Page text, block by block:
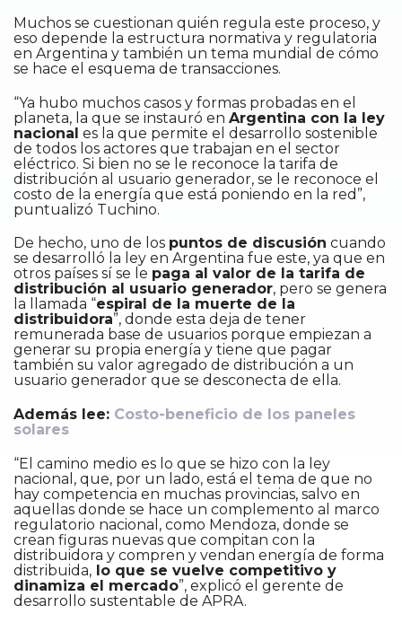
Muchos se cuestionan quién regula este proceso, y
eso depende la estructura normativa y regulatoria
en Argentina y también un tema mundial de cómo
se hace el esquema de transacciones.
“Ya hubo muchos casos y formas probadas en el
planeta, la que se instauró en Argentina con la ley
nacional es la que permite el desarrollo sostenible
de todos los actores que trabajan en el sector
eléctrico. Si bien no se le reconoce la tarifa de
distribución al usuario generador, se le reconoce el
costo de la energía que está poniendo en la red”,
puntualizó Tuchino.
De hecho, uno de los puntos de discusión cuando
se desarrolló la ley en Argentina fue este, ya que en
otros países sí se le paga al valor de la tarifa de
distribución al usuario generador, pero se genera
la llamada “espiral de la muerte de la
distribuidora”, donde esta deja de tener
remunerada base de usuarios porque empiezan a
generar su propia energía y tiene que pagar
también su valor agregado de distribución a un
usuario generador que se desconecta de ella.
Además lee: Costo-beneficio de los paneles
solares
“El camino medio es lo que se hizo con la ley
nacional, que, por un lado, está el tema de que no
hay competencia en muchas provincias, salvo en
aquellas donde se hace un complemento al marco
regulatorio nacional, como Mendoza, donde se
crean figuras nuevas que compitan con la
distribuidora y compren y vendan energía de forma
distribuida, lo que se vuelve competitivo y
dinamiza el mercado”, explicó el gerente de
desarrollo sustentable de APRA.